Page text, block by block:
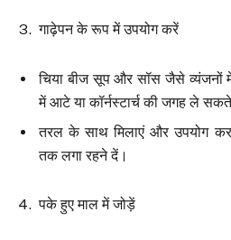
गाढ़ेपन के रूप में उपयोग करें
चिया बीज सूप और सॉस जैसे व्यंजनों
में आटे या कॉर्नस्टार्च की जगह ले
तरल के साथ मिलाएं और उपयोग
तक लगा रहने दें।
पके हुए माल में जोड़ें